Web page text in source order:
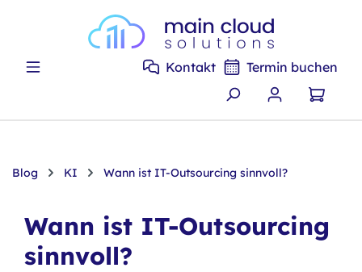
Zum Hauptinhalt springen
Kontakt Termin buchen
Blog KI Wann ist IT-Outsourcing sinnvoll?
Wann ist IT-Outsourcing
sinnvoll?